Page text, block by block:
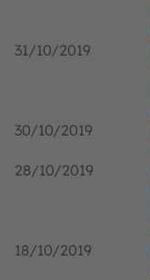
31/10/2019
30/10/2019
28/10/2019
18/10/2019